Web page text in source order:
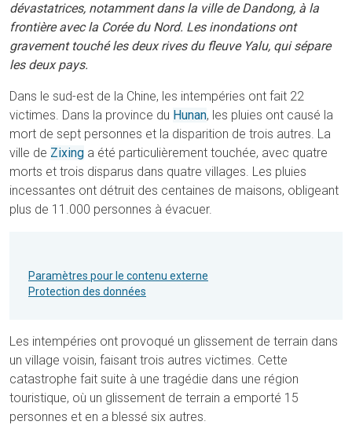
dévastatrices, notamment dans la ville de Dandong, à la
frontière avec la Corée du Nord. Les inondations ont
gravement touché les deux rives du fleuve Yalu, qui sépare
les deux pays.
Dans le sud-est de la Chine, les intempéries ont fait 22
victimes. Dans la province du Hunan, les pluies ont causé la
mort de sept personnes et la disparition de trois autres. La
ville de Zixing a été particulièrement touchée, avec quatre
morts et trois disparus dans quatre villages. Les pluies
incessantes ont détruit des centaines de maisons, obligeant
plus de 11.000 personnes à évacuer.
Paramètres pour le contenu externe
Protection des données
Les intempéries ont provoqué un glissement de terrain dans
un village voisin, faisant trois autres victimes. Cette
catastrophe fait suite à une tragédie dans une région
touristique, où un glissement de terrain a emporté 15
personnes et en a blessé six autres.